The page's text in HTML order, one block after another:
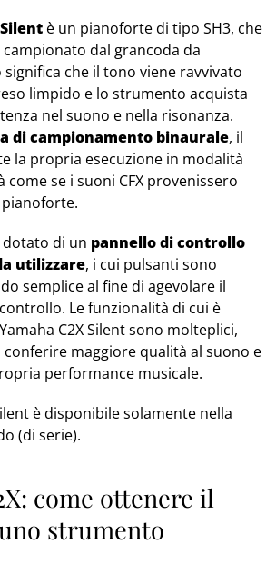
è un pianoforte di tipo SH3, che
dal grancoda da
significa che il tono viene ravvivato
limpido e lo strumento acquista
nel suono e nella risonanza.
di campionamento binaurale, il
la propria esecuzione in modalità
come se i suoni CFX provenissero
dotato di un pannello di controllo
utilizzare, i cui pulsanti sono
semplice al fine di agevolare il
Le funzionalità di cui è
C2X Silent sono molteplici,
maggiore qualità al suono e
performance musicale.
è disponibile solamente nella
(di serie).
come ottenere il
strumento